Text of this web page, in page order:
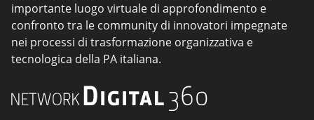
importante luogo virtuale di approfondimento e
confronto tra le community di innovatori impegnate
nei processi di trasformazione organizzativa e
tecnologica della PA italiana.